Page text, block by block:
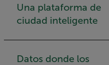
Una plataforma de
ciudad inteligente
Datos donde los